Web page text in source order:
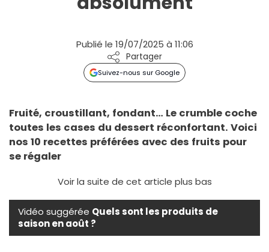
Publié le 19/07/2025 à 11:06
Partager
Suivez-nous sur Google
Fruité, croustillant, fondant… Le crumble coche
toutes les cases du dessert réconfortant. Voici
nos 10 recettes préférées avec des fruits pour
se régaler
Voir la suite de cet article plus bas
Vidéo suggérée Quels sont les produits de
saison en août ?